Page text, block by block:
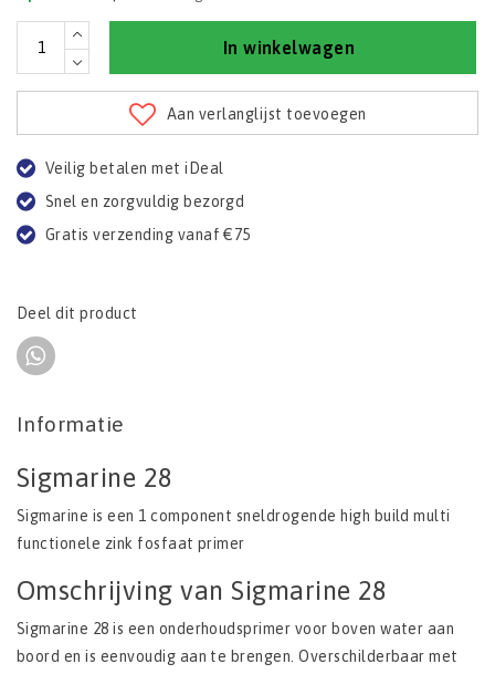
In winkelwagen
Aan verlanglijst toevoegen
Veilig betalen met iDeal
Snel en zorgvuldig bezorgd
Gratis verzending vanaf €75
Deel dit product
Informatie
Sigmarine 28
Sigmarine is een 1 component sneldrogende high build multi
functionele zink fosfaat primer
Omschrijving van Sigmarine 28
Sigmarine 28 is een onderhoudsprimer voor boven water aan
boord en is eenvoudig aan te brengen. Overschilderbaar met